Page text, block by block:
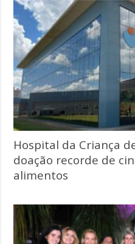
Hospital da Criança
doação recorde de
alimentos